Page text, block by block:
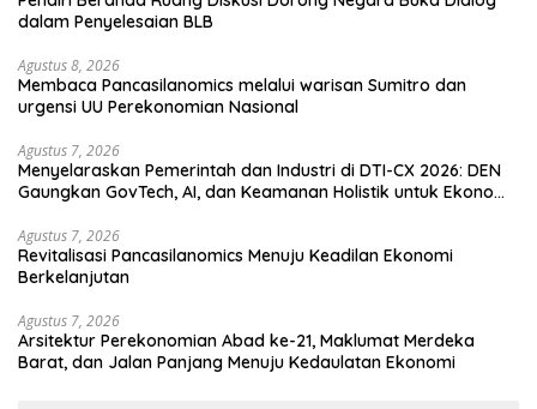
dalam Penyelesaian BLB
Agustus 8, 2026
Membaca Pancasilanomics melalui warisan Sumitro dan
urgensi UU Perekonomian Nasional
Agustus 7, 2026
Menyelaraskan Pemerintah dan Industri di DTI-CX 2026: DEN
Gaungkan GovTech, AI, dan Keamanan Holistik untuk Ekonomi
Agustus 7, 2026
Revitalisasi Pancasilanomics Menuju Keadilan Ekonomi
Berkelanjutan
Agustus 7, 2026
Arsitektur Perekonomian Abad ke-21, Maklumat Merdeka
Barat, dan Jalan Panjang Menuju Kedaulatan Ekonomi